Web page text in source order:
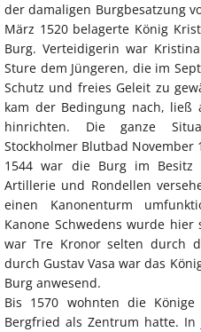
der damaligen Burgbesatzung
März 1520 belagerte König
Burg. Verteidigerin war
Sture dem Jüngeren, die im
Schutz und freies Geleit zu
kam der Bedingung nach, ließ
hinrichten. Die ganze
Stockholmer Blutbad November
1544 war die Burg im
Artillerie und Rondellen
einen Kanonenturm
Kanone Schwedens wurde hier
war Tre Kronor selten durch
durch Gustav Vasa war das
Burg anwesend.
Bis 1570 wohnten die
Bergfried als Zentrum hatte. In